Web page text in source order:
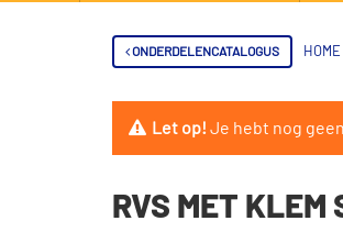
ONDERDELENCATALOGUS HOME
Let op!Je hebt nog
RVS MET KLEM